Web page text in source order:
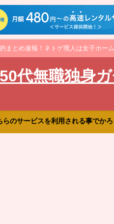
とめ速報！ネトゲ廃人は女子ホー
代無職独身
のサービスを利用される事でか